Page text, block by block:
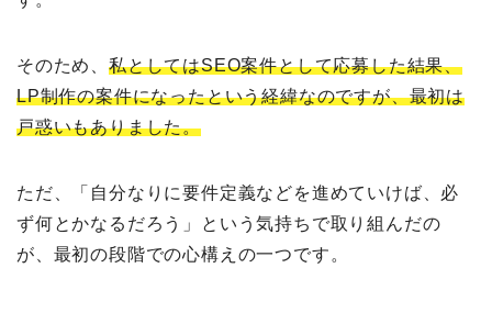
そのため、 私としてはSEO案件として応募した結果、
LP制作の案件になったという経緯なのですが、最初は
戸惑いもありました。
ただ、「自分なりに要件定義などを進めていけば、必
ず何とかなるだろう」という気持ちで取り組んだの
が、最初の段階での心構えの一つです。